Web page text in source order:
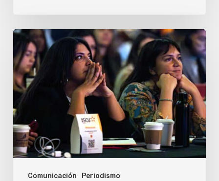
Comunicación Periodismo
ISOJ
2026
debatirá
el
futuro
del
periodismo
frente
a